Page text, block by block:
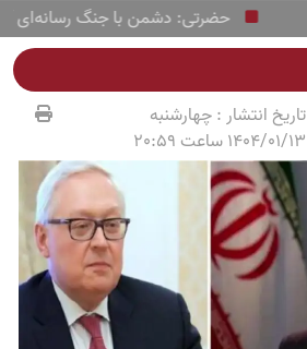
حضرتی: دشمن با جنگ رسانه‌ای آمد،
تاریخ انتشار :چهارشنبه
1404/01/13 ساعت 20:59